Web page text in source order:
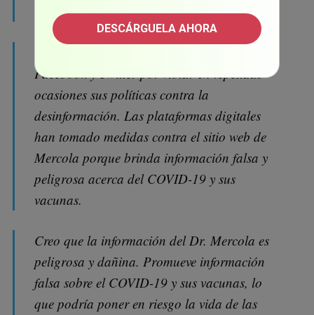
declaraciones son falsas.
Facebook y Twitter por violar en repetidas
ocasiones sus políticas contra la
desinformación. Las plataformas digitales
han tomado medidas contra el sitio web de
Mercola porque brinda información falsa y
peligrosa acerca del COVID-19 y sus
vacunas.
Creo que la información del Dr. Mercola es
peligrosa y dañina. Promueve información
falsa sobre el COVID-19 y sus vacunas, lo
que podría poner en riesgo la vida de las
DESCÁRGUELA AHORA